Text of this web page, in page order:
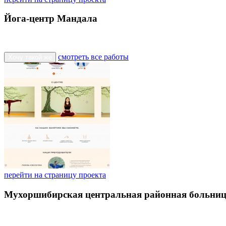
Йога-центр Мандала
смотреть все работы
перейти на страницу проекта
Мухоршибирская центральная районная